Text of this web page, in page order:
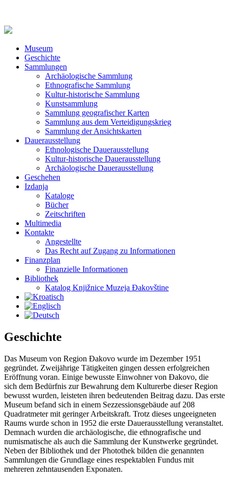
Museum
Geschichte
Sammlungen
Archäologische Sammlung
Ethnografische Sammlung
Kultur-historische Sammlung
Kunstsammlung
Sammlung geografischer Karten
Sammlung aus dem Verteidigungskrieg
Sammlung der Ansichtskarten
Dauerausstellung
Ethnologische Dauerausstellung
Kultur-historische Dauerausstellung
Archäologische Dauerausstellung
Geschehen
Izdanja
Kataloge
Bücher
Zeitschriften
Multimedia
Kontakte
Angestellte
Das Recht auf Zugang zu Informationen
Finanzplan
Finanzielle Informationen
Bibliothek
Katalog Knjižnice Muzeja Đakovštine
Geschichte
Das Museum von Region Đakovo wurde im Dezember 1951
gegründet. Zweijährige Tätigkeiten gingen dessen erfolgreichen
Eröffnung voran. Einige bewusste Einwohner von Đakovo, die
sich dem Bedürfnis zur Bewahrung dem Kulturerbe dieser Region
bewusst wurden, leisteten ihren bedeutenden Beitrag dazu. Das erste
Museum befand sich in einem Sezzessionsgebäude auf 208
Quadratmeter mit geringer Arbeitskraft. Trotz dieses ungeeigneten
Raums wurde schon in 1952 die erste Dauerausstellung veranstaltet.
Demnach wurden die archäologische, die ethnografische und
numismatische als auch die Sammlung der Kunstwerke gegründet.
Neben der Bibliothek und derPhotothek bilden die genannten
Sammlungen die Grundlage eines respektablen Fundus mit
mehreren zehntausenden Exponaten.